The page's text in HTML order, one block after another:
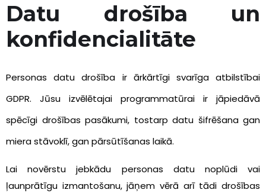
Datu drošība un
konfidencialitāte
Personas datu drošība ir ārkārtīgi svarīga atbilstībai
GDPR. Jūsu izvēlētajai programmatūrai ir jāpiedāvā
spēcīgi drošības pasākumi, tostarp datu šifrēšana gan
miera stāvoklī, gan pārsūtīšanas laikā.
Lai novērstu jebkādu personas datu noplūdi vai
ļaunprātīgu izmantošanu, jāņem vērā arī tādi drošības